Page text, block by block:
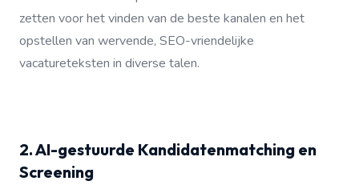
zetten voor het vinden van de beste kanalen en het
opstellen van wervende, SEO-vriendelijke
vacatureteksten in diverse talen.
2. AI-gestuurde Kandidatenmatching en
Screening